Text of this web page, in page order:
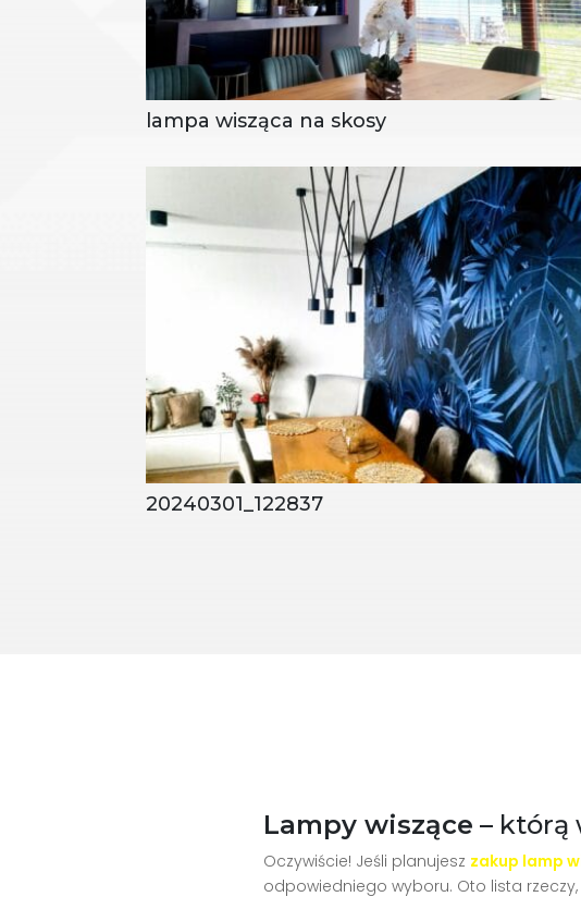
lampa wisząca na skosy
20240301_122837
Lampy wiszące – którą
Oczywiście! Jeśli planujesz zakup lamp
odpowiedniego wyboru. Oto lista